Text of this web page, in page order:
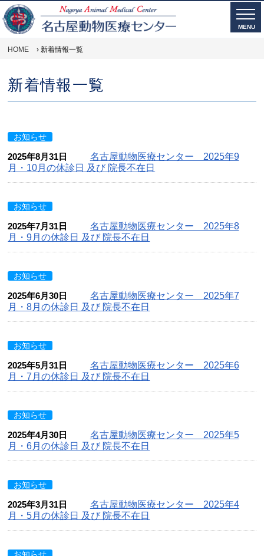
MENU
HOME › 新着情報一覧
新着情報一覧
お知らせ
2025年8月31日
名古屋動物医療センター 2025年9
月・10月の休診日 及び 院長不在日
お知らせ
2025年7月31日
名古屋動物医療センター 2025年8
月・9月の休診日 及び 院長不在日
お知らせ
2025年6月30日
名古屋動物医療センター 2025年7
月・8月の休診日 及び 院長不在日
お知らせ
2025年5月31日
名古屋動物医療センター 2025年6
月・7月の休診日 及び 院長不在日
お知らせ
2025年4月30日
名古屋動物医療センター 2025年5
月・6月の休診日 及び 院長不在日
お知らせ
2025年3月31日
名古屋動物医療センター 2025年4
月・5月の休診日 及び 院長不在日